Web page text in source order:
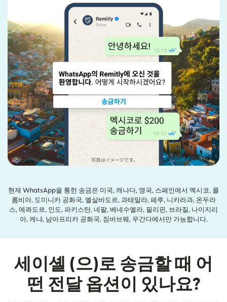
현재 WhatsApp을 통한 송금은 미국, 캐나다, 영국, 스페인에서 멕시코, 콜
롬비아, 도미니카 공화국, 엘살바도르, 과테말라, 페루, 니카라과, 온두라
스, 에콰도르, 인도, 파키스탄, 네팔, 베네수엘라, 필리핀, 브라질, 나이지리
아, 케냐, 남아프리카 공화국, 짐바브웨, 우간다에서만 가능합니다.
세이셸 (으)로 송금할 때 어
떤 전달 옵션이 있나요?